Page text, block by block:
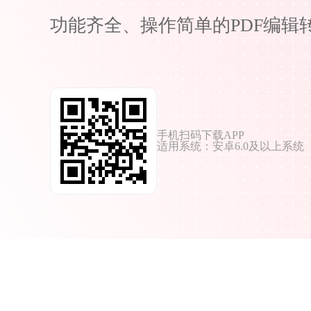
功能齐全、操作简单的PDF编辑
手机扫码下载APP
适用系统：安卓6.0及以上系统